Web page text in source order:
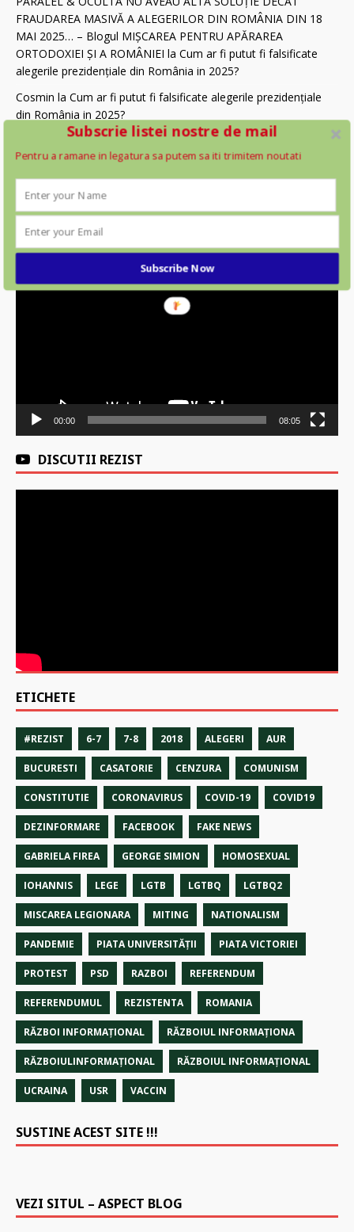
FRAUDAREA MASIVĂ A ALEGERILOR DIN ROMÂNIA DIN 18
MAI 2025… – Blogul MIȘCAREA PENTRU APĂRAREA
ORTODOXIEI ȘI A ROMÂNIEI la Cum ar fi putut fi falsificate
alegerile prezidenţiale din România in 2025?
Cosmin la Cum ar fi putut fi falsificate alegerile prezidenţiale
din România in 2025?
CATEGORII
VIDEOCLIPURI RECOMANDATE
00:00 08:05
DISCUTII REZIST
ETICHETE
#REZIST 6-7 7-8 2018 ALEGERI AUR
BUCURESTI CASATORIE CENZURA COMUNISM
CONSTITUTIE CORONAVIRUS COVID-19 COVID19
DEZINFORMARE FACEBOOK FAKE NEWS
GABRIELA FIREA GEORGE SIMION HOMOSEXUAL
IOHANNIS LEGE LGTB LGTBQ LGTBQ2
MISCAREA LEGIONARA MITING NATIONALISM
PANDEMIE PIATA UNIVERSITĂȚII PIATA VICTORIEI
PROTEST PSD RAZBOI REFERENDUM
REFERENDUMUL REZISTENTA ROMANIA
RĂZBOI INFORMAŢIONAL RĂZBOIUL INFORMAŢIONA
RĂZBOIULINFORMAŢIONAL RĂZBOIUL INFORMAŢIONAL
UCRAINA USR VACCIN
SUSTINE ACEST SITE !!!
VEZI SITUL – ASPECT BLOG
Subscrie listei nostre de mail
Pentru a ramane in legatura sa putem sa iti trimitem noutati
Subscribe Now